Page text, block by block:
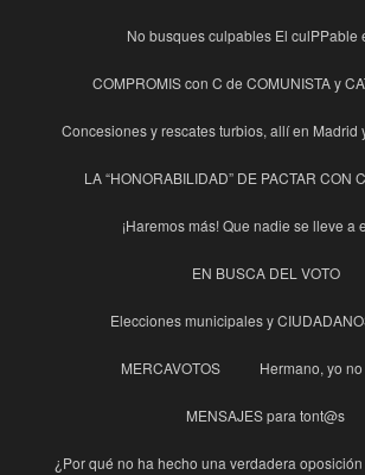
No busques culpables El culPPable
COMPROMIS con C de COMUNISTA y
Concesiones y rescates turbios, allí en Madrid
LA “HONORABILIDAD” DE PACTAR CON
¡Haremos más! Que nadie se lleve a
EN BUSCA DEL VOTO
Elecciones municipales y
MERCAVOTOS Hermano, yo
MENSAJES para tont@s
¿Por qué no ha hecho una verdadera